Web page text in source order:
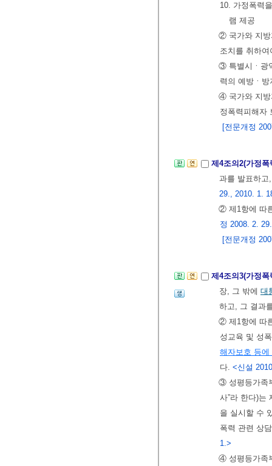
10. 가정폭력
램 제공
② 국가와 지방
조치를 취하
③ 특별시ㆍ광
력의 예방ㆍ
④ 국가와 지
정폭력피해자
[전문개정
제4조의2(가정
과를 발표하
29., 2010. 1.
② 제1항에 따
정 2008. 2.
[전문개정
제4조의3(가정
장, 그 밖에 대
하고, 그 결과
② 제1항에 따
성교육 및 성
해자보호 등
다. <신설
③ 성평등가족
사”라 한다)는
을 실시할 수
폭력 관련 상
1.>
④ 성평등가족